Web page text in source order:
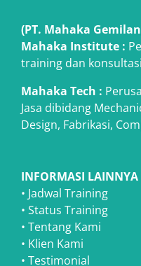
Mahaka Institute :
training dan
Jasa dibidang
Design, Fabrikasi,
•Jadwal Training
•Status Training
• Tentang Kami
• Klien Kami
• Testimonial